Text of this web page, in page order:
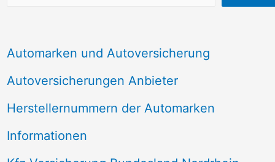
Automarken und Autoversicherung
Autoversicherungen Anbieter
Herstellernummern der Automarken
Informationen